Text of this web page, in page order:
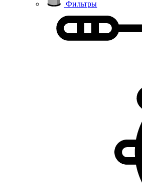
Фильтры